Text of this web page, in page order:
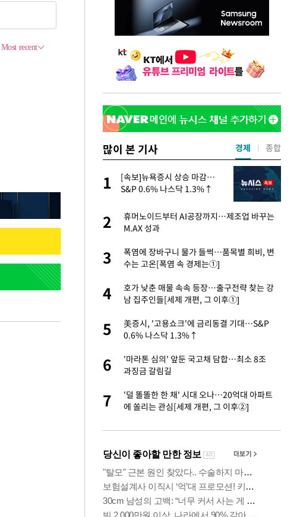
많이 본 기사
답함 없네"…'폴드8 울트
아파트, 노무현·문재인 철
승 마감…S&P 0.6% 나스
민…오승환·니퍼트가 콕
1
[속보]뉴욕증시 상승 마감…
S&P 0.6% 나스닥 1.3%↑
2
휴머노이드부터 AI공장까지…제조업 바꾸는
M.AX 성과
3
폭염에 장바구니 물가 들썩…품목별 희비, 변
수는 고온[폭염 속 경제는①]
4
호가 낮춘 매물 속속 등장…출구전략 찾는 강
남 집주인들[세제 개편, 그 이후①]
5
美증시, '고용쇼크'에 금리동결 기대…S&P
0.6% 나스닥 1.3%↑
6
'마라톤 심의' 앞둔 국고채 담합…최소 8조
과징금 갈림길
7
'덜 똘똘한 한 채' 시대 오나…20억대 아파트
에 쏠리는 관심[세제 개편, 그 이후②]
경제 종합